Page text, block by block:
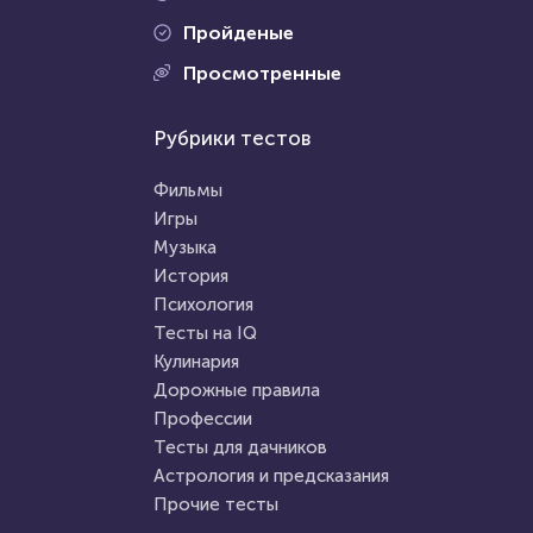
Проходили 8033 раза
Пройти тест
5 января 2021 6343
Тест по сказкам: помните ли
вы истории, которые
приводили вас в восторг в
2 октября 2021
Рубрики тестов
Фильмы
Игры
Музыка
История
Психология
Тесты на IQ
Кулинария
Дорожные правила
Профессии
Тесты для дачников
Астрология и предсказания
Прочие тесты
Пройденые
Просмотренные